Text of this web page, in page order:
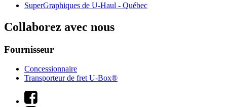
SuperGraphiques de U-Haul - Québec
Collaborez avec nous
Fournisseur
Concessionnaire
Transporteur de fret U-Box®